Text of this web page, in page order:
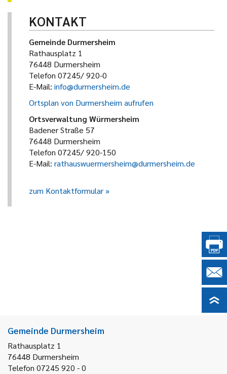
KONTAKT
Gemeinde Durmersheim
Rathausplatz 1
76448 Durmersheim
Telefon 07245/ 920-0
E-Mail: info@durmersheim.de
Ortsplan von Durmersheim aufrufen
Ortsverwaltung Würmersheim
Badener Straße 57
76448 Durmersheim
Telefon 07245/ 920-150
E-Mail: rathauswuermersheim@durmersheim.de
zum Kontaktformular
Gemeinde Durmersheim
Rathausplatz 1
76448 Durmersheim
Telefon 07245 920 - 0